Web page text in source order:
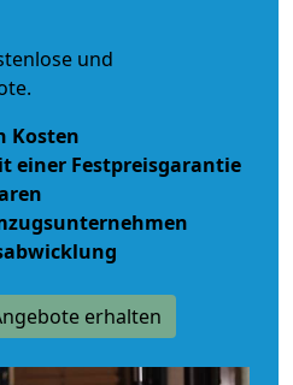
und
Kosten
einer Festpreisgarantie
erhalten